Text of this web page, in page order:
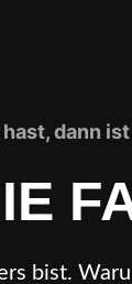
dann
bist.